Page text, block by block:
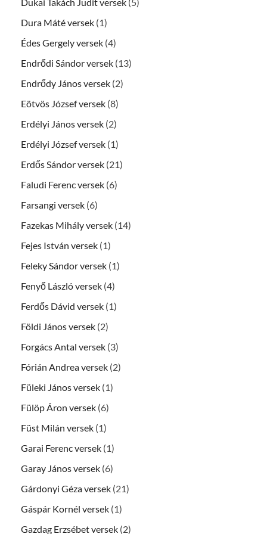
Dura Máté versek (1)
Édes Gergely versek (4)
Endrődi Sándor versek (13)
Endrődy János versek (2)
Eötvös József versek (8)
Erdélyi János versek (2)
Erdélyi József versek (1)
Erdős Sándor versek (21)
Faludi Ferenc versek (6)
Farsangi versek (6)
Fazekas Mihály versek (14)
Fejes István versek (1)
Feleky Sándor versek (1)
Fenyő László versek (4)
Ferdős Dávid versek (1)
Földi János versek (2)
Forgács Antal versek (3)
Fórián Andrea versek (2)
Füleki János versek (1)
Fülöp Áron versek (6)
Füst Milán versek (1)
Garai Ferenc versek (1)
Garay János versek (6)
Gárdonyi Géza versek (21)
Gáspár Kornél versek (1)
Gazdag Erzsébet versek (2)